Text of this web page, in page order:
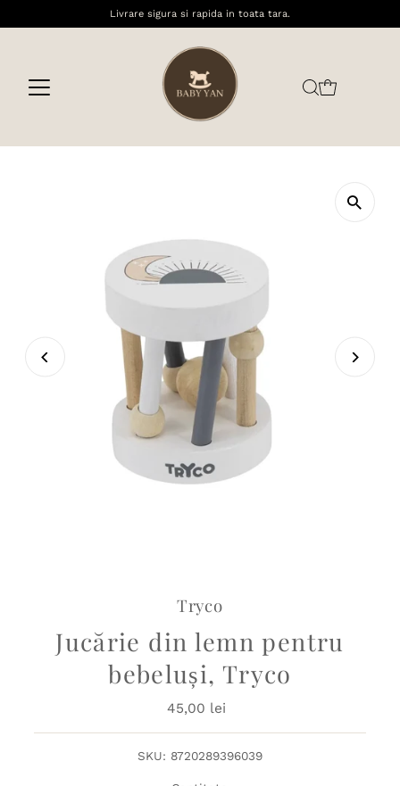
Livrare sigura si rapida in toata tara.
Tryco
Jucărie din lemn pentru
bebeluși, Tryco
Preț
45,00 lei
SKU: 8720289396039